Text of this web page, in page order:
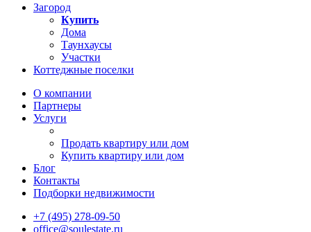
Загород
Купить
Дома
Таунхаусы
Участки
Коттеджные поселки
О компании
Партнеры
Услуги
Продать квартиру или дом
Купить квартиру или дом
Блог
Контакты
Подборки недвижимости
+7 (495) 278-09-50
office@soulestate.ru